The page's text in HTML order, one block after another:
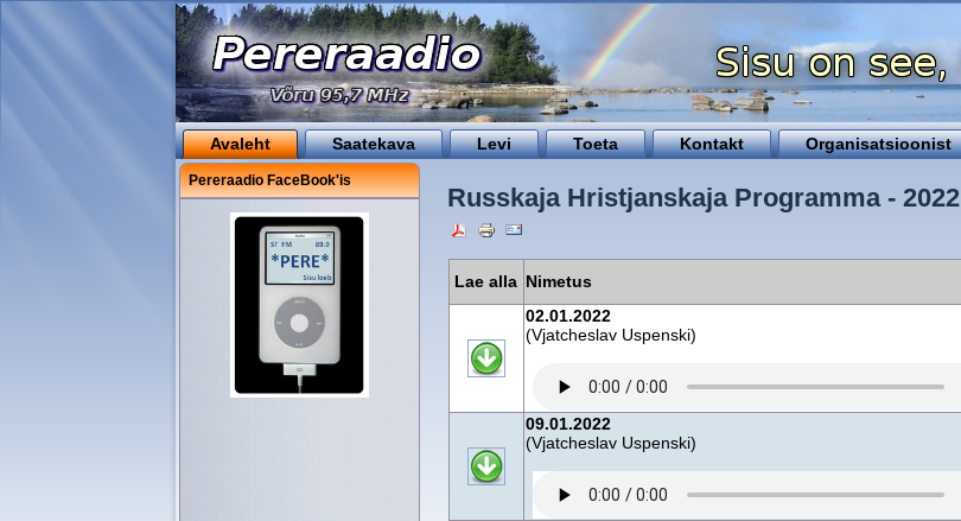
Avaleht Saatekava Levi Toeta Kontakt Organisatsioonist
Pereraadio FaceBook'is
Russkaja Hristjanskaja Programma - 2022
Lae alla Nimetus
02.01.2022
(Vjatcheslav Uspenski)
09.01.2022
(Vjatcheslav Uspenski)